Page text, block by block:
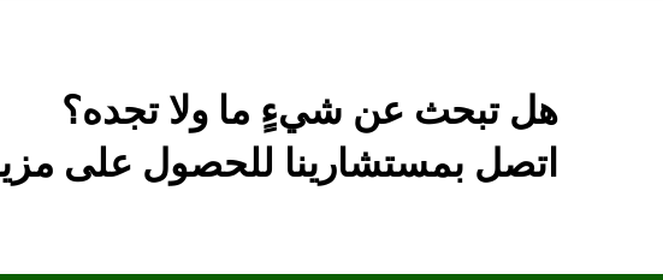
هل تبحث عن شيءٍ ما ولا تجده؟
اتصل بمستشارينا للحصول على